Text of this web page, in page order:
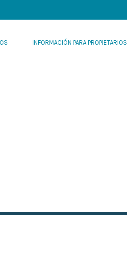
INFORMACIÓN PARA PROPIETARIOS